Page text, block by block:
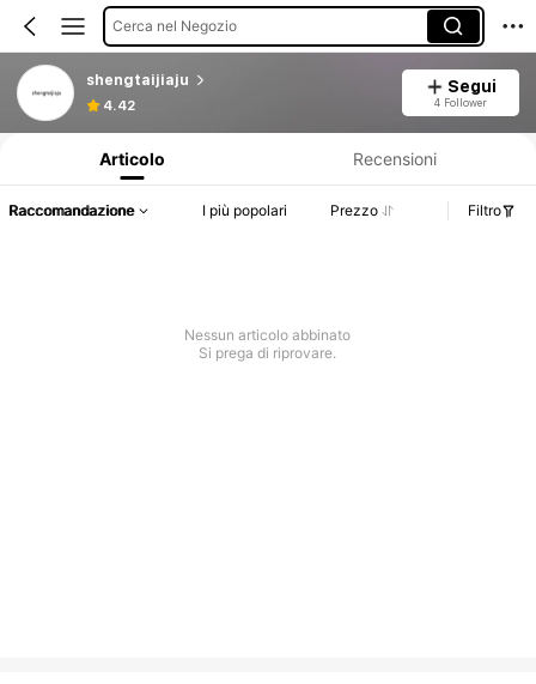
Cerca nel Negozio
shengtaijiaju
4.42
Segui
4 Follower
Articolo Recensioni
Raccomandazione I più popolari Prezzo Filtro
Nessun articolo abbinato
Si prega di riprovare.